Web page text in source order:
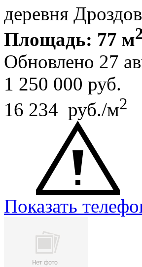
деревня
Площадь: 77 м2
Обновлено 27
1 250 000 руб.
16 234 руб./м2
Показать